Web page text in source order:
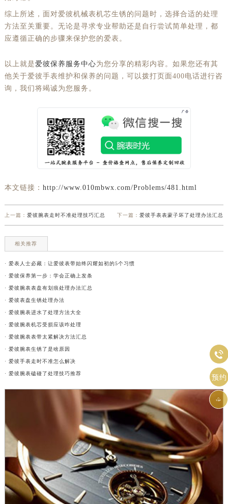
综上所述，面对爱彼机械表机芯生锈的问题时，选择合适的处理
方法至关重要。无论是寻求专业帮助还是自行尝试简单处理，都
应遵循正确的步骤来保护您的爱表。
以上就是 爱彼保养服务中心为您分享的精彩内容。如果您还有其
他关于爱彼手表维护和保养的问题，可以拨打页面400电话进行咨
询，我们将竭诚为您服务。
本文链接： http://www.010mbwx.com/Problems/481.html
上一篇： 爱彼腕表走时不准处理技巧汇总 下一篇：爱彼手表表蒙子坏了处理办法汇总
相关推荐
· 爱表人士必藏：让爱彼表带始终闪耀如初的5个习惯
· 爱彼保养第一步：学会正确上发条
· 爱彼腕表表盘有划痕处理办法汇总
· 爱彼表盘生锈处理办法
· 爱彼腕表进水了处理方法大全
· 爱彼腕表机芯受损应该咋处理
· 爱彼腕表表带太紧解决方法汇总
· 爱彼腕表生锈了是啥原因
· 爱彼手表走时不准怎么解决
· 爱彼腕表磕碰了处理技巧推荐

预约
